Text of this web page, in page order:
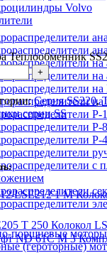
Volvo
на
Р-
Р-
Р-
с
поршневые моторы
(героторные)
Теплообменник
Серия SS220,
серии SS
Колокол